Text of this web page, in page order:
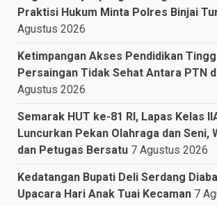
Praktisi Hukum Minta Polres Binjai
Agustus 2026
Ketimpangan Akses Pendidikan
Persaingan Tidak Sehat Antara PTN
Agustus 2026
Semarak HUT ke-81 RI, Lapas Kelas
Luncurkan Pekan Olahraga dan Seni,
dan Petugas Bersatu 7 Agustus 2026
Kedatangan Bupati Deli Serdang
Upacara Hari Anak Tuai Kecaman 7